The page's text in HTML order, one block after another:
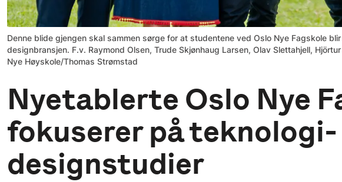
Denne blide gjengen skal sammen sørge for at studentene ved Oslo Nye Fagskole
designbransjen. F.v. Raymond Olsen, Trude Skjønhaug Larsen, Olav Slettahjell,
Nye Høyskole/Thomas Strømstad
Nyetablerte Oslo Nye
fokuserer på teknologi-
designstudier